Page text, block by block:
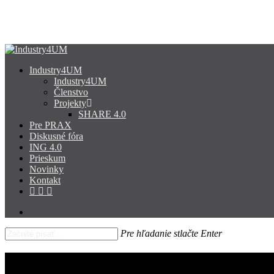
content
search
Menu
Industry4UM
Industry4UM
Členstvo
Projekty
SHARE 4.0
Pre PRAX
Diskusné fóra
ING 4.0
Prieskum
Novinky
Kontakt
facebook
linkedin
youtube
Pre hľadanie stlačte Enter
Search